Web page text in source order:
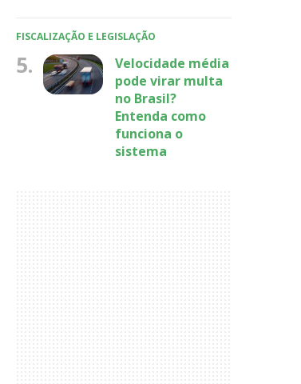
FISCALIZAÇÃO E LEGISLAÇÃO
5.
Velocidade média
pode virar multa
no Brasil?
Entenda como
funciona o
sistema